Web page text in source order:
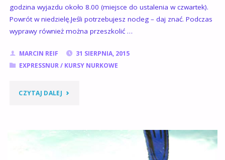
godzina wyjazdu około 8.00 (miejsce do ustalenia w czwartek).
Powrót w niedzielę.Jeśli potrzebujesz nocleg – daj znać. Podczas
wyprawy również można przeszkolić …
MARCIN REIF
31 SIERPNIA, 2015
EXPRESSNUR/ KURSY NURKOWE
CZYTAJ DALEJ"EXPRESSNUR
5-